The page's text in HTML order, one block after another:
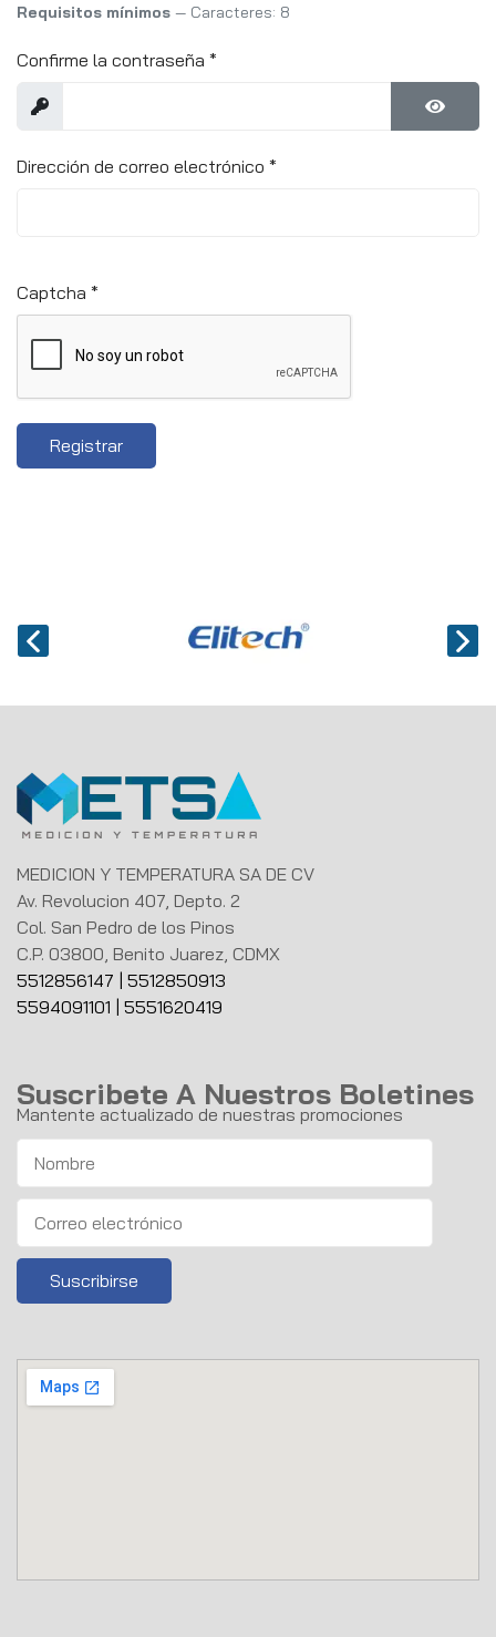
Requisitos mínimos — Caracteres: 8
Confirme la contraseña *
Mostrar
Dirección de correo electrónico *
Captcha *
Registrar
MEDICION Y TEMPERATURA SA DE CV
Av. Revolucion 407, Depto. 2
Col. San Pedro de los Pinos
C.P. 03800, Benito Juarez, CDMX
5512856147
5512850913
5594091101
5551620419
Suscribete A Nuestros Boletines
Mantente actualizado de nuestras promociones